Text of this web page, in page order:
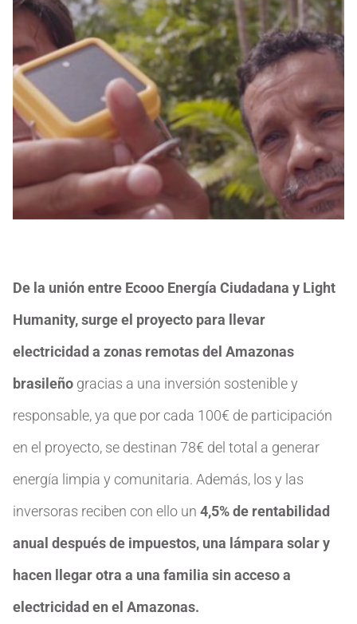
De la unión entre Ecooo Energía Ciudadana y Light
Humanity, surge el proyecto para llevar
electricidad a zonas remotas del Amazonas
brasileño gracias a una inversión sostenible y
responsable, ya que por cada 100€ de participación
en el proyecto, se destinan 78€ del total a generar
energía limpia y comunitaria. Además, los y las
inversoras reciben con ello un 4,5% de rentabilidad
anual después de impuestos, una lámpara solar y
hacen llegar otra a una familia sin acceso a
electricidad en el Amazonas.